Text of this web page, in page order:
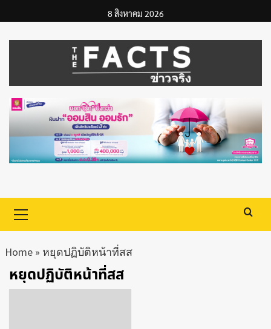
to
content
8 สิงหาคม 2026
Menu
Home» หยุดปฏิบัติหน้าที่สส
หยุดปฏิบัติหน้าที่สส